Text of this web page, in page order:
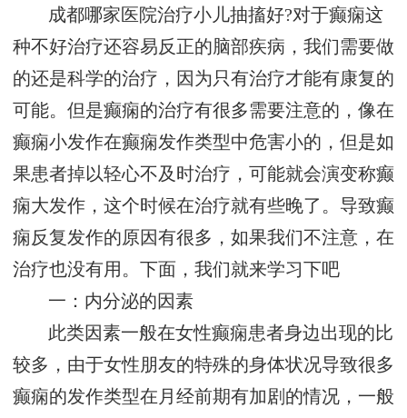
成都哪家医院治疗小儿抽搐好?对于癫痫这
种不好治疗还容易反正的脑部疾病，我们需要做
的还是科学的治疗，因为只有治疗才能有康复的
可能。但是癫痫的治疗有很多需要注意的，像在
癫痫小发作在癫痫发作类型中危害小的，但是如
果患者掉以轻心不及时治疗，可能就会演变称癫
痫大发作，这个时候在治疗就有些晚了。导致癫
痫反复发作的原因有很多，如果我们不注意，在
治疗也没有用。下面，我们就来学习下吧
一：内分泌的因素
此类因素一般在女性癫痫患者身边出现的比
较多，由于女性朋友的特殊的身体状况导致很多
癫痫的发作类型在月经前期有加剧的情况，一般